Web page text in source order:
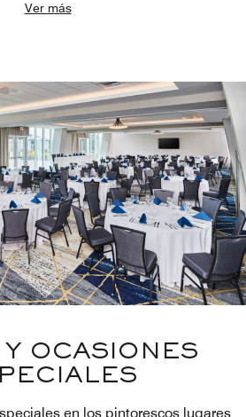
Ver más
OCASIONES
en los pintorescos lugares